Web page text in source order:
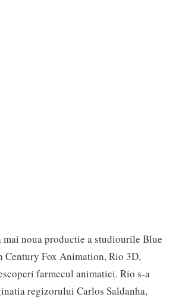
mai noua productie a studiourile Blue
Century Fox Animation, Rio 3D,
farmecul animatiei. Rio s-a
regizorului Carlos Saldanha,